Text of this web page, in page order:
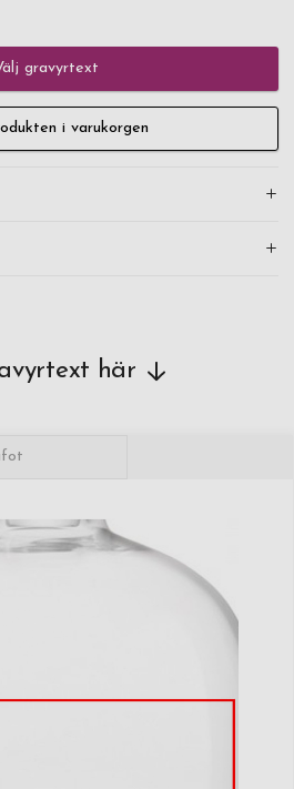
av sand, soda och lime. Att skapa
vetenskapligt och i rätt
som säkerställer att textur,
i det färdiga stycket är exakt som
fast i det smälta glaset under
gravyrtext
i varukorgen
här